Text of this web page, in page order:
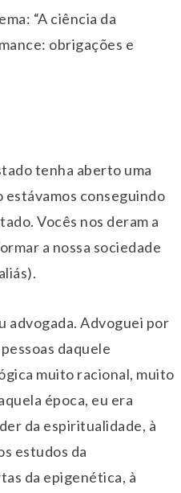
“A ciência da
obrigações e
tenha aberto uma
estávamos conseguindo
Vocês nos deram a
a nossa sociedade
advogada. Advoguei por
daquele
muito racional, muito
época, eu era
da espiritualidade, à
estudos da
da epigenética, à